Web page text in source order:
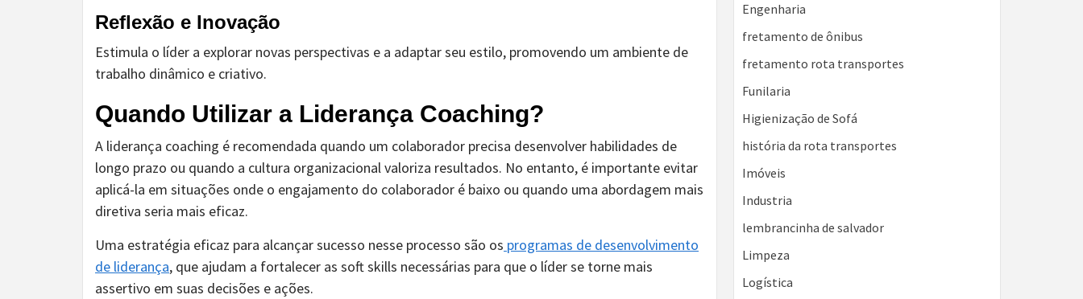
Reflexão e Inovação
Estimula o líder a explorar novas perspectivas e a adaptar seu estilo, promovendo um ambiente de
trabalho dinâmico e criativo.
Quando Utilizar a Liderança Coaching?
A liderança coaching é recomendada quando um colaborador precisa desenvolver habilidades de
longo prazo ou quando a cultura organizacional valoriza resultados. No entanto, é importante evitar
aplicá-la em situações onde o engajamento do colaborador é baixo ou quando uma abordagem mais
diretiva seria mais eficaz.
Uma estratégia eficaz para alcançar sucesso nesse processo são os programas de desenvolvimento
de liderança, que ajudam a fortalecer as soft skills necessárias para que o líder se torne mais
assertivo em suas decisões e ações.
Engenharia
fretamento de ônibus
fretamento rota transportes
Funilaria
Higienização de Sofá
história da rota transportes
Imóveis
Industria
lembrancinha de salvador
Limpeza
Logística